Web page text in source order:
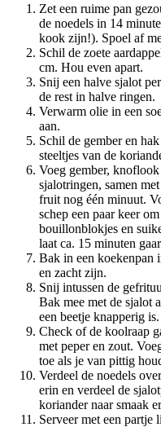
Zet een ruime pan
de noedels in 14
kook zijn!). Spoel af
Schil de zoete
cm. Hou even apart.
Snij een halve sjalot
de rest in halve ringen.
Verwarm olie in een
aan.
Schil de gember en
steeltjes van de
Voeg gember,
sjalotringen, samen
fruit nog één minuut.
schep een paar keer
bouillonblokjes en
laat ca. 15 minuten
Bak in een koekenpan
en zacht zijn.
Snij intussen de
Bak mee met de sjalot
een beetje knapperig is.
Check of de koolraap
met peper en zout.
toe als je van pittig
Verdeel de noedels
erin en verdeel de
koriander naar smaak
Serveer met een partje